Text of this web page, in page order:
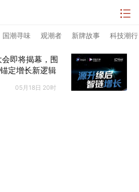
国潮寻味 观潮者 新牌故事 科技潮行
即将揭幕，围
定增长新逻辑
05月18日 20时